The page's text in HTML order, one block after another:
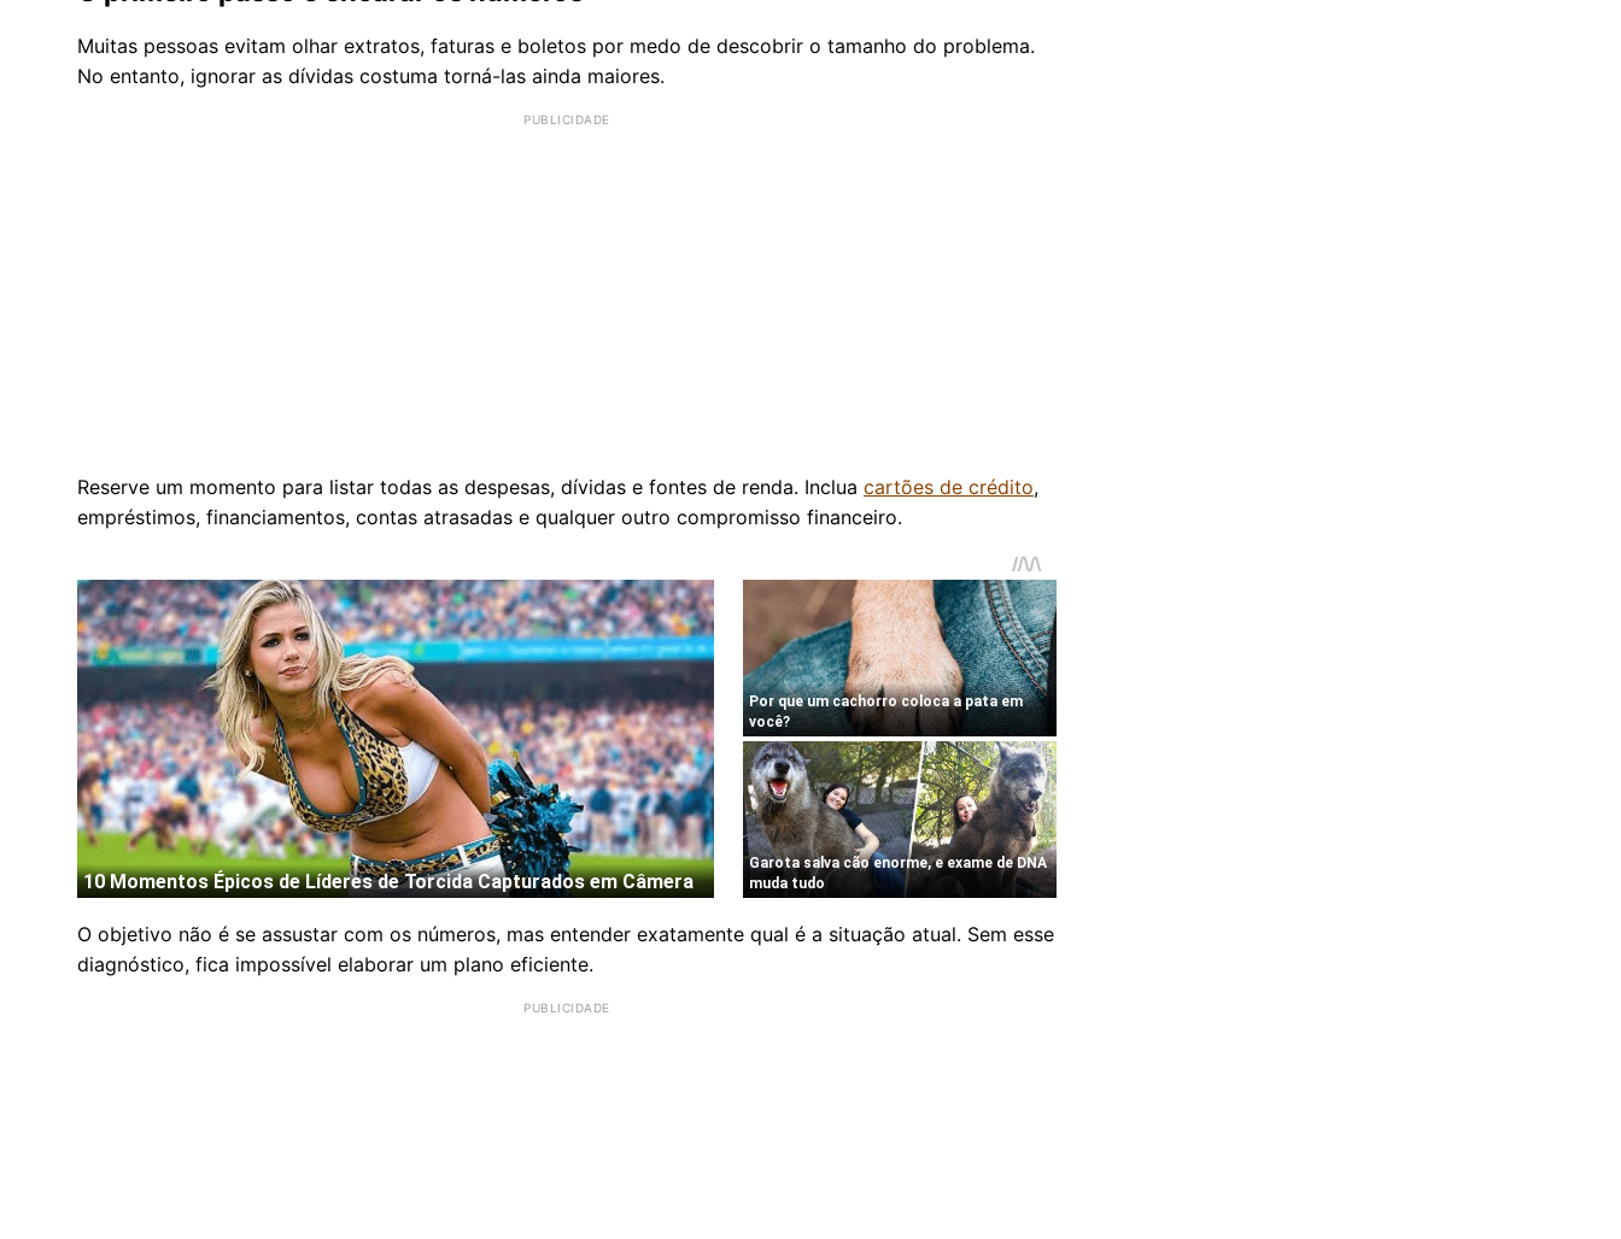
Muitas pessoas evitam olhar extratos, faturas e boletos por medo de descobrir o tamanho do problema.
No entanto, ignorar as dívidas costuma torná-las ainda maiores.
Reserve um momento para listar todas as despesas, dívidas e fontes de renda. Inclua cartões de crédito,
empréstimos, financiamentos, contas atrasadas e qualquer outro compromisso financeiro.
O objetivo não é se assustar com os números, mas entender exatamente qual é a situação atual. Sem esse
diagnóstico, fica impossível elaborar um plano eficiente.